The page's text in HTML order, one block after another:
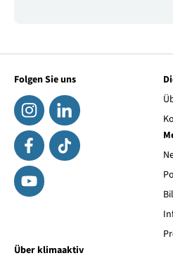
Folgen Sie uns
Über klimaaktiv